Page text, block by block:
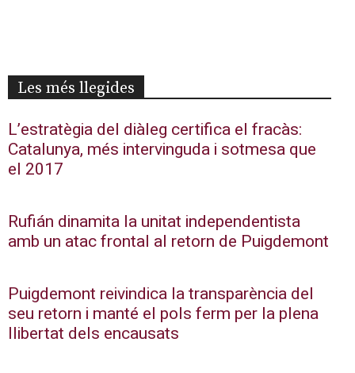
Les més llegides
L’estratègia del diàleg certifica el fracàs:
Catalunya, més intervinguda i sotmesa que
el 2017
Rufián dinamita la unitat independentista
amb un atac frontal al retorn de Puigdemont
Puigdemont reivindica la transparència del
seu retorn i manté el pols ferm per la plena
llibertat dels encausats